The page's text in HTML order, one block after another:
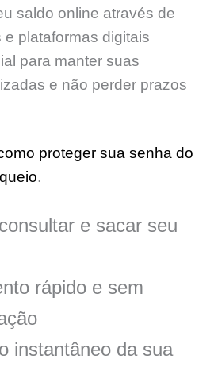
saldo online através de
plataformas digitais
para manter suas
e não perder prazos
proteger sua senha do
.
e sacar seu
rápido e sem
instantâneo da sua